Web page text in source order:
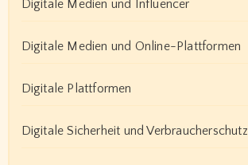
Digitale Medien und Influencer
Digitale Medien und Online-Plattformen
Digitale Plattformen
Digitale Sicherheit und Verbraucherschutz